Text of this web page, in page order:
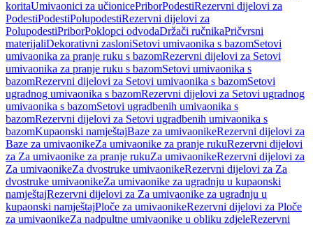
koritaUmivaonici za učionicePriborPodestiRezervni dijelovi za
PodestiPodestiPolupodestiRezervni dijelovi za
PolupodestiPriborPoklopci odvodaDržači ručnikaPričvrsni
materijaliDekorativni zasloniSetovi umivaonika s bazomSetovi
umivaonika za pranje ruku s bazomRezervni dijelovi za Setovi
umivaonika za pranje ruku s bazomSetovi umivaonika s
bazomRezervni dijelovi za Setovi umivaonika s bazomSetovi
ugradnog umivaonika s bazomRezervni dijelovi za Setovi ugradnog
umivaonika s bazomSetovi ugradbenih umivaonika s
bazomRezervni dijelovi za Setovi ugradbenih umivaonika s
bazomKupaonski namještajBaze za umivaonikeRezervni dijelovi za
Baze za umivaonikeZa umivaonike za pranje rukuRezervni dijelovi
za Za umivaonike za pranje rukuZa umivaonikeRezervni dijelovi za
Za umivaonikeZa dvostruke umivaonikeRezervni dijelovi za Za
dvostruke umivaonikeZa umivaonike za ugradnju u kupaonski
namještajRezervni dijelovi za Za umivaonike za ugradnju u
kupaonski namještajPloče za umivaonikeRezervni dijelovi za Ploče
za umivaonikeZa nadpultne umivaonike u obliku zdjeleRezervni